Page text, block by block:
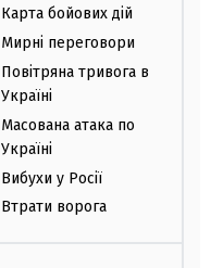
Карта бойових дій
Мирні переговори
Повітряна тривога в
Україні
Масована атака по
Україні
Вибухи у Росії
Втрати ворога